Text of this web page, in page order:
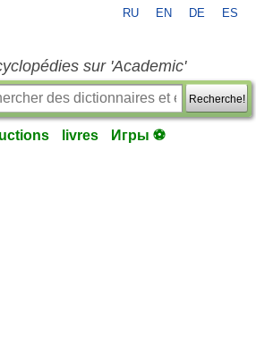
RU EN DE ES
sur 'Academic'
Recherche!
livres Игры ⚽